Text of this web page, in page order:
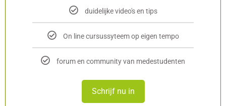
duidelijke video's en tips
On line cursussyteem op eigen tempo
forum en community van medestudenten
Schrijf nu in